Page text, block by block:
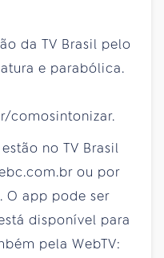
da TV Brasil pelo
e parabólica.
comosintonizar.
no TV Brasil
ou por
O app pode ser
disponível para
pela WebTV: